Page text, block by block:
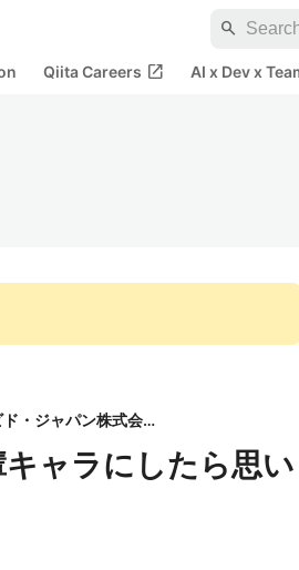
search
Qiita Careers open_in_new AI x Dev x
アルビド・ジャパン株式会社
ャラにしたら思い